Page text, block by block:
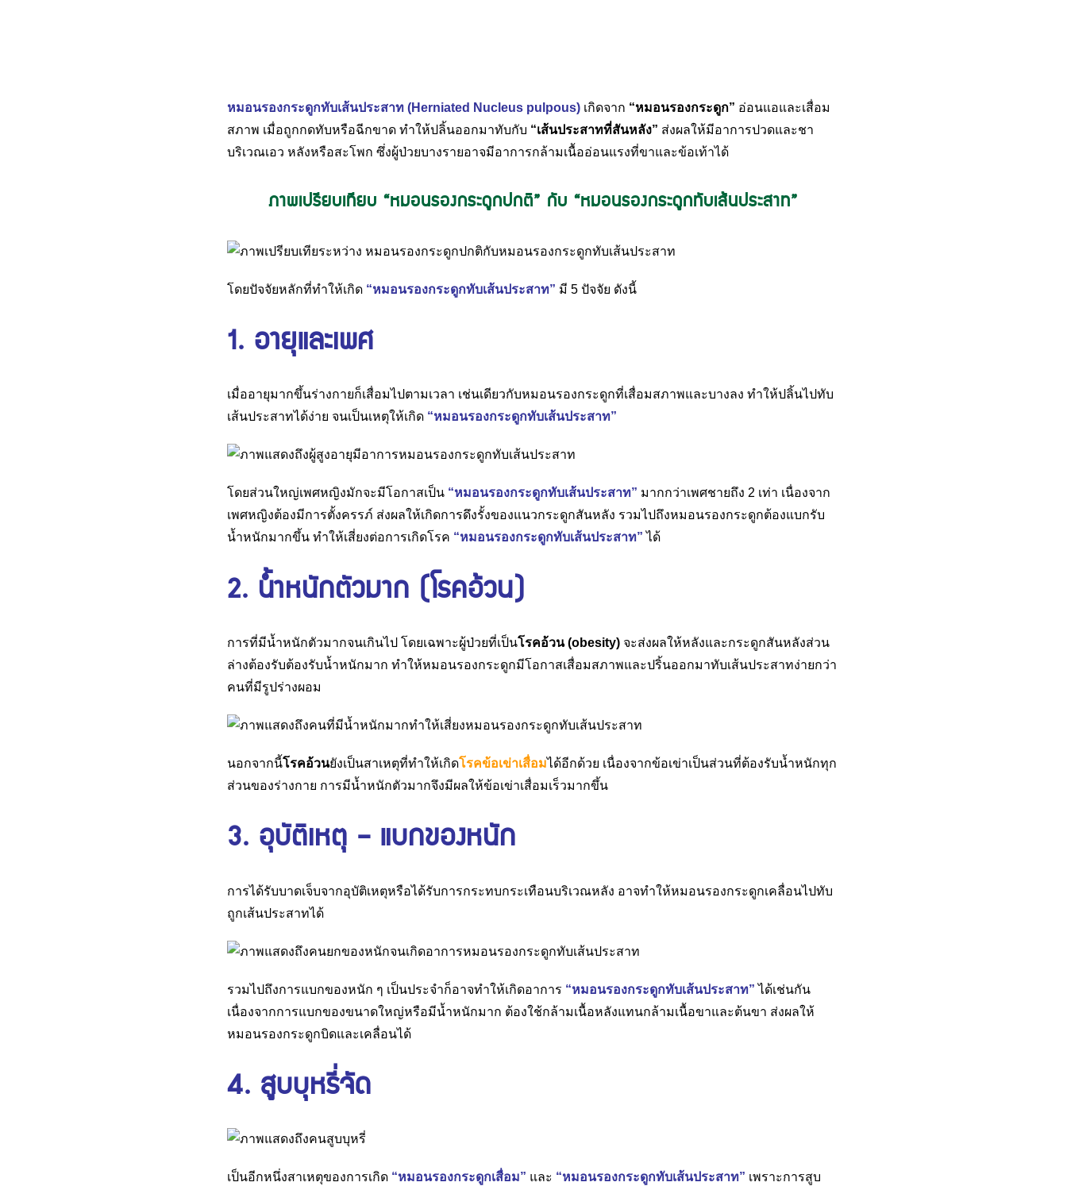
หมอนรองกระดูกทับเส้นประสาท (Herniated Nucleus pulpous)เกิดจาก “หมอนรองกระดูก” อ่อนแอและเสื่อม
สภาพ เมื่อถูกกดทับหรือฉีกขาด ทำให้ปลิ้นออกมาทับกับ “เส้นประสาทที่สันหลัง” ส่งผลให้มีอาการปวดและชา
บริเวณเอว หลังหรือสะโพก ซึ่งผู้ป่วยบางรายอาจมีอาการกล้ามเนื้ออ่อนแรงที่ขาและข้อเท้าได้
ภาพเปรียบเทียบ “หมอนรองกระดูกปกติ” กับ “หมอนรองกระดูกทับเส้นประสาท”
โดยปัจจัยหลักที่ทำให้เกิด “หมอนรองกระดูกทับเส้นประสาท” มี 5 ปัจจัย ดังนี้
1. อายุและเพศ
เมื่ออายุมากขึ้นร่างกายก็เสื่อมไปตามเวลา เช่นเดียวกับหมอนรองกระดูกที่เสื่อมสภาพและบางลง ทำให้ปลิ้นไปทับ
เส้นประสาทได้ง่าย จนเป็นเหตุให้เกิด “หมอนรองกระดูกทับเส้นประสาท”
โดยส่วนใหญ่เพศหญิงมักจะมีโอกาสเป็น “หมอนรองกระดูกทับเส้นประสาท” มากกว่าเพศชายถึง 2 เท่า เนื่องจาก
เพศหญิงต้องมีการตั้งครรภ์ ส่งผลให้เกิดการดึงรั้งของแนวกระดูกสันหลัง รวมไปถึงหมอนรองกระดูกต้องแบกรับ
น้ำหนักมากขึ้น ทำให้เสี่ยงต่อการเกิดโรค “หมอนรองกระดูกทับเส้นประสาท” ได้
2. น้ำหนักตัวมาก (โรคอ้วน)
การที่มีน้ำหนักตัวมากจนเกินไป โดยเฉพาะผู้ป่วยที่เป็นโรคอ้วน (obesity) จะส่งผลให้หลังและกระดูกสันหลังส่วน
ล่างต้องรับต้องรับน้ำหนักมาก ทำให้หมอนรองกระดูกมีโอกาสเสื่อมสภาพและปริ้นออกมาทับเส้นประสาทง่ายกว่า
คนที่มีรูปร่างผอม
นอกจากนี้โรคอ้วนยังเป็นสาเหตุที่ทำให้เกิดโรคข้อเข่าเสื่อมได้อีกด้วย เนื่องจากข้อเข่าเป็นส่วนที่ต้องรับน้ำหนักทุก
ส่วนของร่างกาย การมีน้ำหนักตัวมากจึงมีผลให้ข้อเข่าเสื่อมเร็วมากขึ้น
3. อุบัติเหตุ – แบกของหนัก
การได้รับบาดเจ็บจากอุบัติเหตุหรือได้รับการกระทบกระเทือนบริเวณหลัง อาจทำให้หมอนรองกระดูกเคลื่อนไปทับ
ถูกเส้นประสาทได้
รวมไปถึงการแบกของหนัก ๆ เป็นประจำก็อาจทำให้เกิดอาการ “หมอนรองกระดูกทับเส้นประสาท” ได้เช่นกัน
เนื่องจากการแบกของขนาดใหญ่หรือมีน้ำหนักมาก ต้องใช้กล้ามเนื้อหลังแทนกล้ามเนื้อขาและต้นขา ส่งผลให้
หมอนรองกระดูกบิดและเคลื่อนได้
4. สูบบุหรี่จัด
เป็นอีกหนึ่งสาเหตุของการเกิด “หมอนรองกระดูกเสื่อม” และ “หมอนรองกระดูกทับเส้นประสาท” เพราะการสูบ